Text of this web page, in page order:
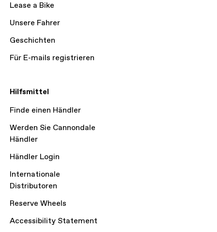
Lease a Bike
Unsere Fahrer
Geschichten
Für E-mails registrieren
Hilfsmittel
Finde einen Händler
Werden Sie Cannondale
Händler
Händler Login
Internationale
Distributoren
Reserve Wheels
Accessibility Statement